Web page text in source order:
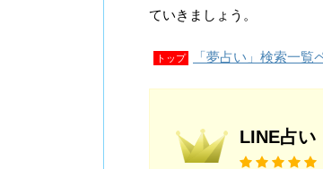
ていきましょう。
トップ 「夢占い」検索一覧
LINE占い